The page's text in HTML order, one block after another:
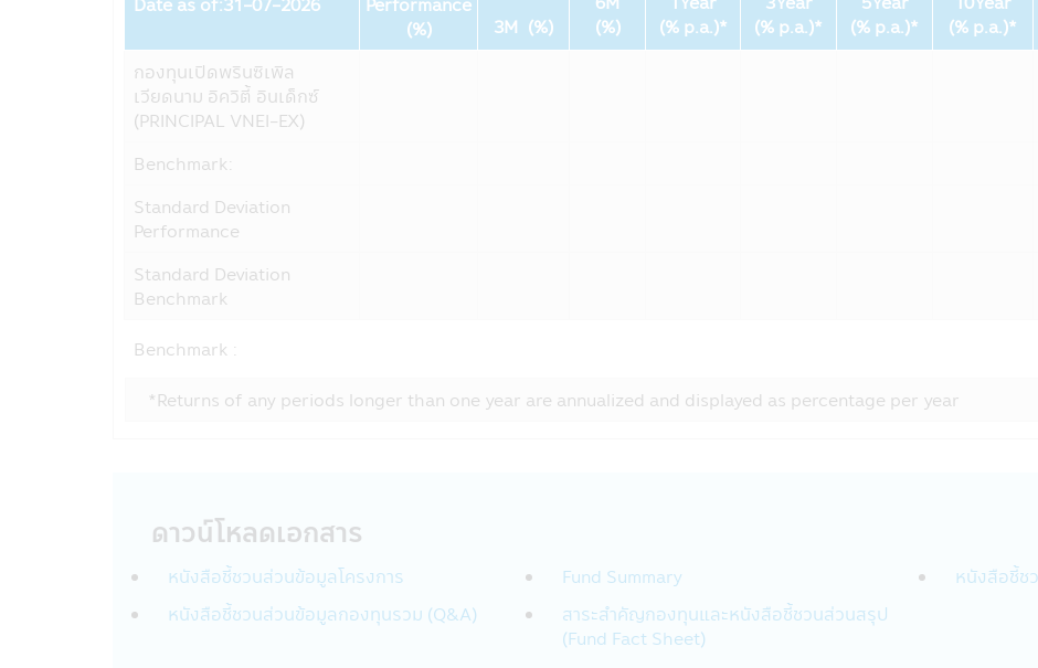
การใช้และการเปิดเผย
บริษัทอาจเปิดเผยข้อมูลส่วนบุคคลของท่านหรือข้อมูลอื่นๆ เกี่ยวกับท่านให้กับผู้อื่นในรูปแบบต่างๆ ตามที่ระบุไว้ในส่
ตัว
บริษัทฯ อาจจะใช้ข้อมูลส่วนบุคคลหรือข้อมูลอื่นๆของท่าน ด้วยเหตุผลต่อไปนี้:
กับสมาชิกบริษัทในกลุ่มของ CIMB-Principal และ Principal Financial Group :
• แนะนำสินค้าและบริการทางการเงิน เช่น หน่วยลงทุนกองทุนรวมที่อยู่ในความสนใจของท่าน
• ประเมินและดำเนินการโปรแกรมประยุกต์ที่สอดคล้องกับสินค้าและบริการทางการเงิน เช่น หน่วยลงทุนกองทุนร
• เพื่อช่วยให้บริษัทฯจัดการข้อความพร้อมใช้งานและการเชื่อมต่อของผลิตภัณฑ์ บริการ และการติดต่อสื่อสารขอ
• เพื่อจัดการความเสี่ยง เพื่อช่วยตรวจจับและป้องกันการกระทำที่ผิดกฎหมายและการฉ้อโกงที่อาจเกิดขึ้นรวมถึง
บริษัทฯอาจเปิดเผยข้อมูลส่วนบุคคลกับผู้ให้บริการภายนอกที่ให้บริการกับบริษัทฯ
• ผู้เชี่ยวชาญด้านต่างๆ ที่ได้รับมอบหมายจากบริษัทฯเพื่อช่วยการบริการจัดการเงินลงทุนของท่าน
• เมื่อต้องเปิดเผยตามที่กฎหมายกำหนด เช่น กรมสรรพากร, ผู้ควบคุมกฎระเบียบ เช่น สำนักงานคณะกรรมการ
(กลต.)
• สถาบันการเงินอื่นๆ ที่บริษัทฯได้ร่วมเป็นพันธมิตรเพื่อสร้างและเสนอผลิตภัณฑ์หรือบริการ: บริษัทฯอาจเปิดเผ
เงินอื่นๆ ที่เป็นพันธมิตรเพื่อร่วมกันสร้างและเสนอผลิตภัณฑ์ เช่น ธนาคาร Synchrony ที่เกี่ยวข้องกับบัญชีธนาคา
เงินจากบัญชีของท่านหรือเข้าบัญชีของเท่าน สถาบันการเงินเหล่านี้อาจใช้ข้อมูลนี้เฉพาะเพื่อทำการตลาดและนำเ
(%)
3M (%)
(%)
(% p.a.)*
(% p.a.)*
(% p.a.)*
(% p.a.)*
กองทุนเปิดพรินซิเพิล
เวียดนาม อิควิตี้ อินเด็กซ์
(PRINCIPAL VNEI-EX)
Benchmark:
Standard Deviation
Performance
Standard Deviation
Benchmark
Benchmark :
*Returns of any periods longer than one year are annualized and displayed as percentage per year
ดาวน์โหลดเอกสาร
หนังสือชี้ชวนส่วนข้อมูลโครงการ Fund Summary
หนังสือชี้ช
หนังสือชี้ชวนส่วนข้อมูลกองทุนรวม (Q&A)
สาระสำคัญกองทุนและหนังสือชี้ชวนส่วนสรุป
(Fund Fact Sheet)